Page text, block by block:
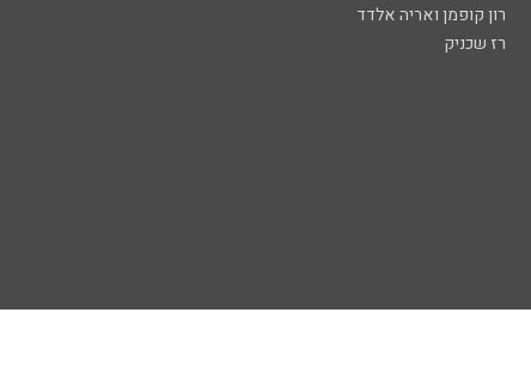
רון קופמן ואריה אלדד
רז שכניק